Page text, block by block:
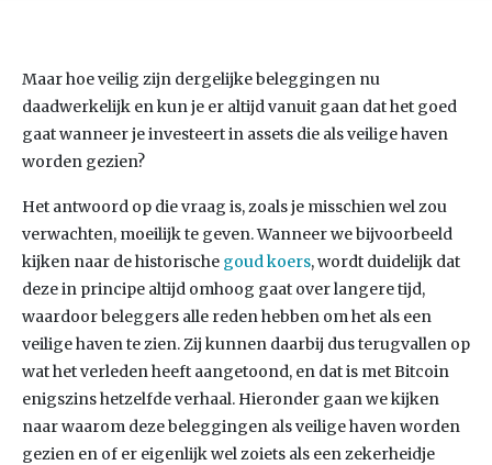
Maar hoe veilig zijn dergelijke beleggingen nu
daadwerkelijk en kun je er altijd vanuit gaan dat het goed
gaat wanneer je investeert in assets die als veilige haven
worden gezien?
Het antwoord op die vraag is, zoals je misschien wel zou
verwachten, moeilijk te geven. Wanneer we bijvoorbeeld
kijken naar de historische goud koers, wordt duidelijk dat
deze in principe altijd omhoog gaat over langere tijd,
waardoor beleggers alle reden hebben om het als een
veilige haven te zien. Zij kunnen daarbij dus terugvallen op
wat het verleden heeft aangetoond, en dat is met Bitcoin
enigszins hetzelfde verhaal. Hieronder gaan we kijken
naar waarom deze beleggingen als veilige haven worden
gezien en of er eigenlijk wel zoiets als een zekerheidje